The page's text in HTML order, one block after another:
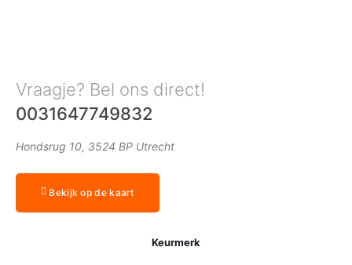
Vraagje? Bel ons direct!
0031647749832
Hondsrug 10, 3524 BP Utrecht
Bekijk op de kaart
Keurmerk